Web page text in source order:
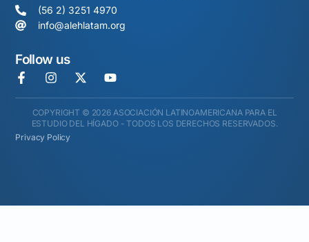
(56 2) 3251 4970
info@alehlatam.org
Follow us
COPYRIGHT © 2026 ASOCIACIÓN LATINOAMERICANA PARA EL
ESTUDIO DEL HÍGADO - TODOS LOS DERECHOS RESERVADOS.
Privacy Policy